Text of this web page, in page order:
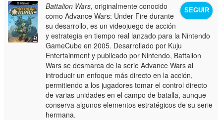
SEGUIR
Battalion Wars, originalmente conocido
como Advance Wars: Under Fire durante
su desarrollo, es un videojuego de acción
y estrategia en tiempo real lanzado para la Nintendo
GameCube en 2005. Desarrollado por Kuju
Entertainment y publicado por Nintendo, Battalion
Wars se desmarca de la serie Advance Wars al
introducir un enfoque más directo en la acción,
permitiendo a los jugadores tomar el control directo
de varias unidades en el campo de batalla, aunque
conserva algunos elementos estratégicos de su serie
hermana.